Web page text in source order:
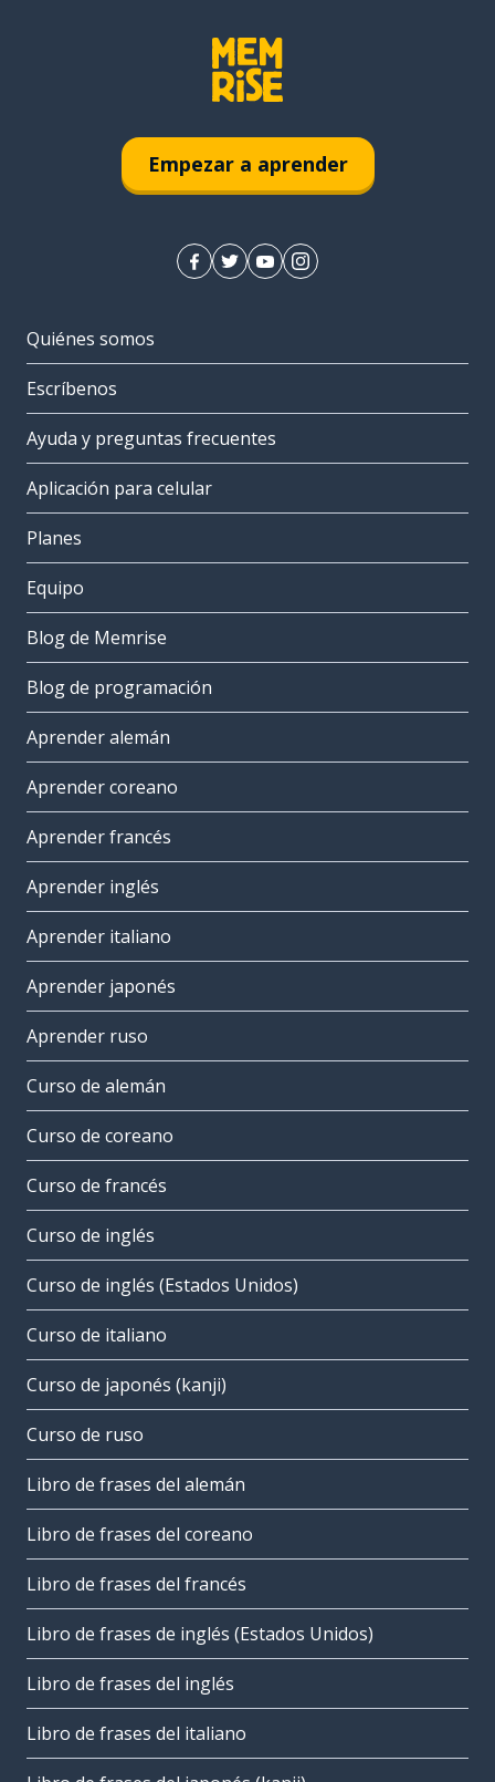
Empezar a aprender
Quiénes somos
Escríbenos
Ayuda y preguntas frecuentes
Aplicación para celular
Planes
Equipo
Blog de Memrise
Blog de programación
Aprender alemán
Aprender coreano
Aprender francés
Aprender inglés
Aprender italiano
Aprender japonés
Aprender ruso
Curso de alemán
Curso de coreano
Curso de francés
Curso de inglés
Curso de inglés (Estados Unidos)
Curso de italiano
Curso de japonés (kanji)
Curso de ruso
Libro de frases del alemán
Libro de frases del coreano
Libro de frases del francés
Libro de frases de inglés (Estados Unidos)
Libro de frases del inglés
Libro de frases del italiano